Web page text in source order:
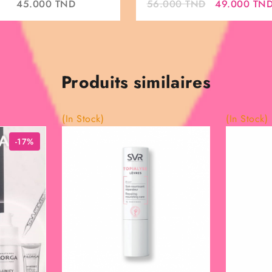
45.000 TND 56.000TND
Le
prix
initial
était :
56.000 TND.
49.000
Produits similaires
-17%
(In Stock) (In Stock)